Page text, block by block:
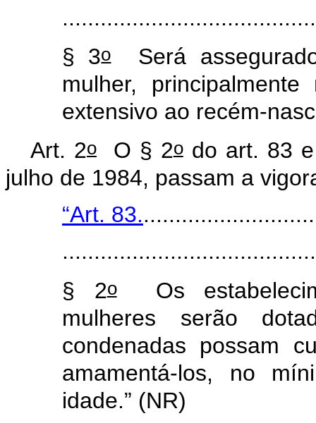
§ 3oSerá assegurado
mulher,
extensivo ao recém-
Art. 2oO § 2odo art. 83
julho de 1984, passam a
“Art. 83.
§ 2oOs
mulheres serão
condenadas possam
amamentá-los, no
idade.” (NR)